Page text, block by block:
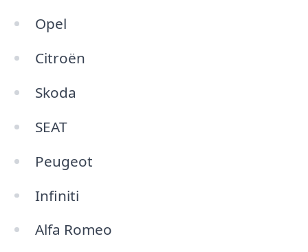
Opel
Citroën
Skoda
SEAT
Peugeot
Infiniti
Alfa Romeo